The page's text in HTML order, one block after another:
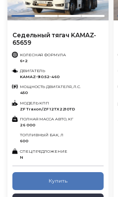
Седельный тягач KAMAZ-
65659
КОЛЕСНАЯ ФОРМУЛА
6×2
ДВИГАТЕЛЬ
KAMAZ-910.52-460
МОЩНОСТЬ ДВИГАТЕЛЯ, Л.С.
450
МОДЕЛЬ КПП
ZF Traxon/ZF 12TX2210TD
ПОЛНАЯ МАССА АВТО, КГ
26 000
ТОПЛИВНЫЙ БАК, Л
600
СПЕЦПРЕДЛОЖЕНИЕ
N
Купить